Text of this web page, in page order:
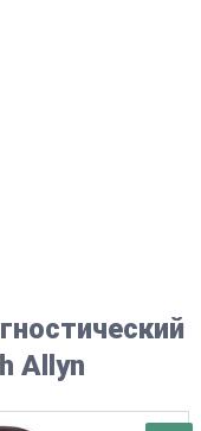
Allyn